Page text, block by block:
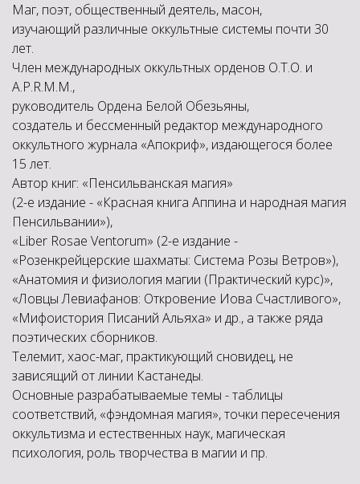
Маг, поэт, общественный деятель, масон,
изучающий различные оккультные системы почти 30
лет.
Член международных оккультных орденов O.T.O. и
A.P.R.M.M.,
руководитель Ордена Белой Обезьяны,
создатель и бессменный редактор международного
оккультного журнала «Апокриф», издающегося более
15 лет.
Автор книг: «Пенсильванская магия»
(2-е издание - «Красная книга Аппина и народная магия
Пенсильвании»),
«Liber Rosae Ventorum» (2-е издание -
«Розенкрейцерские шахматы: Система Розы Ветров»),
«Анатомия и физиология магии (Практический курс)»,
«Ловцы Левиафанов: Откровение Иова Счастливого»,
«Мифоистория Писаний Альяха» и др., а также ряда
поэтических сборников.
Телемит, хаос-маг, практикующий сновидец, не
зависящий от линии Кастанеды.
Основные разрабатываемые темы - таблицы
соответствий, «фэндомная магия», точки пересечения
оккультизма и естественных наук, магическая
психология, роль творчества в магии и пр.